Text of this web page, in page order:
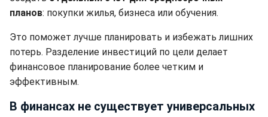
планов: покупки жилья, бизнеса или обучения.
Это поможет лучше планировать и избежать лишних
потерь. Разделение инвестиций по цели делает
финансовое планирование более четким и
эффективным.
В финансах не существует универсальных